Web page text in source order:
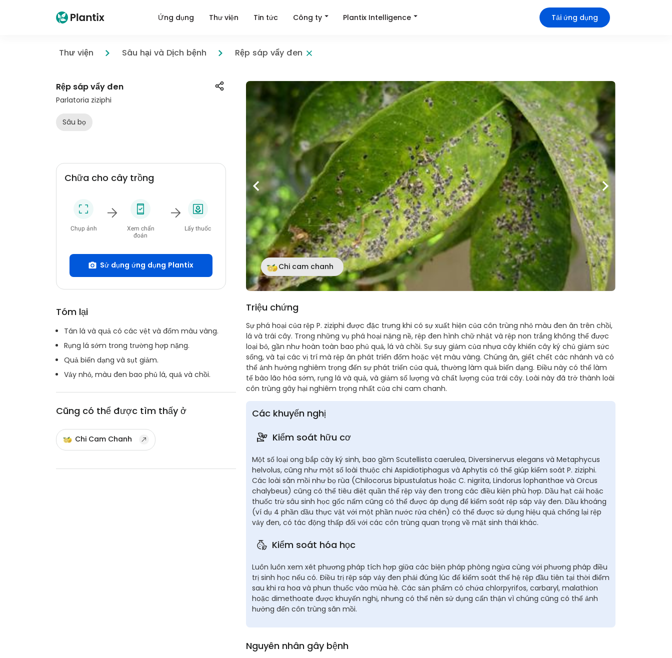
Ứng dụng Thư viện Tin tức Công ty Plantix Intelligence Tải ứng dụng
Thư viện Sâu hại và Dịch bệnh Rệp sáp vẩy đen
Rệp sáp vẩy đen
Parlatoria ziziphi
Sâu bọ
Chữa cho cây trồng
Chụp ảnh
Xem chẩn
đoán
Lấy thuốc
Sử dụng ứng dụng Plantix
Tóm lại
Tán lá và quả có các vệt và đốm màu vàng.
Rụng lá sớm trong trường hợp nặng.
Quả biến dạng và sụt giảm.
Vảy nhỏ, màu đen bao phủ lá, quả và chồi.
Cũng có thể được tìm thấy ở
Chi Cam Chanh
Chi cam chanh
Triệu chứng
Sự phá hoại của rệp P. ziziphi được đặc trưng khi có sự xuất hiện của côn trùng nhỏ màu đen ăn trên chồi,
lá và trái cây. Trong những vụ phá hoại nặng nề, rệp đen hình chữ nhật và rệp non trắng không thể được
loại bỏ, gần như hoàn toàn bao phủ quả, lá và chồi. Sự suy giảm của nhựa cây khiến cây ký chủ giảm sức
sống, và tại các vị trí mà rệp ăn phát triển đốm hoặc vệt màu vàng. Chúng ăn, giết chết các nhánh và có
thể ảnh hưởng nghiêm trọng đến sự phát triển của quả, thường làm quả biến dạng. Điều này có thể làm
tế bào lão hóa sớm, rụng lá và quả, và giảm số lượng và chất lượng của trái cây. Loài này đã trở thành loài
côn trùng gây hại nghiêm trọng nhất của chi cam chanh.
Các khuyến nghị
Kiểm soát hữu cơ
Một số loại ong bắp cày ký sinh, bao gồm Scutellista caerulea, Diversinervus elegans và Metaphycus
helvolus, cũng như một số loài thuộc chi Aspidiotiphagus và Aphytis có thể giúp kiểm soát P. ziziphi.
Các loài săn mồi như bọ rùa (Chilocorus bipustulatus hoặc C. nigrita, Lindorus lophanthae và Orcus
chalybeus) cũng có thể tiêu diệt quần thể rệp vảy đen trong các điều kiện phù hợp. Dầu hạt cải hoặc
thuốc trừ sâu sinh học gốc nấm cũng có thể được áp dụng để kiểm soát rệp sáp vảy đen. Dầu khoáng
(ví dụ 4 phần dầu thực vật với một phần nước rửa chén) có thể được sử dụng hiệu quả chống lại rệp
vảy đen, có tác động thấp đối với các côn trùng quan trọng về mặt sinh thái khác.
Kiểm soát hóa học
Luôn luôn xem xét phương pháp tích hợp giữa các biện pháp phòng ngừa cùng với phương pháp điều
trị sinh học nếu có. Điều trị rệp sáp vảy đen phải đúng lúc để kiểm soát thế hệ rệp đầu tiên tại thời điểm
sau khi ra hoa và phun thuốc vào mùa hè. Các sản phẩm có chứa chlorpyrifos, carbaryl, malathion
hoặc dimethoate được khuyến nghị, nhưng có thể nên sử dụng cẩn thận vì chúng cũng có thể ảnh
hưởng đến côn trùng săn mồi.
Nguyên nhân gây bệnh